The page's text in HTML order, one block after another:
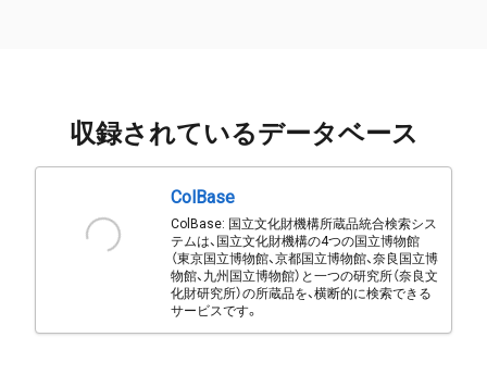
収録されているデータベース
ColBase
ColBase: 国立文化財機構所蔵品統合検索シス
テムは、国立文化財機構の4つの国立博物館
（東京国立博物館、京都国立博物館、奈良国立博
物館、九州国立博物館）と一つの研究所（奈良文
化財研究所）の所蔵品を、横断的に検索できる
サービスです。